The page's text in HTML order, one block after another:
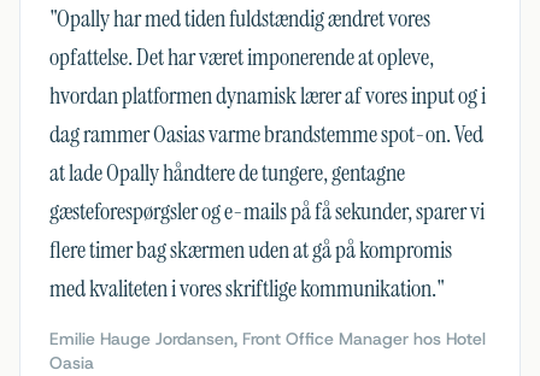
"Opally har med tiden fuldstændig ændret vores
opfattelse. Det har været imponerende at opleve,
hvordan platformen dynamisk lærer af vores input og i
dag rammer Oasias varme brandstemme spot-on. Ved
at lade Opally håndtere de tungere, gentagne
gæsteforespørgsler og e-mails på få sekunder, sparer vi
flere timer bag skærmen uden at gå på kompromis
med kvaliteten i vores skriftlige kommunikation."
Emilie Hauge Jordansen, Front Office Manager hos Hotel
Oasia